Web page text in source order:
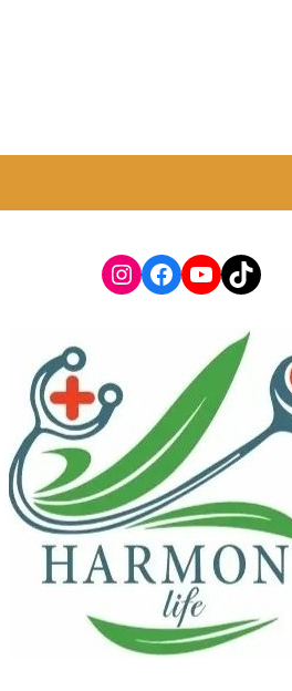
Instagram
Facebook
YouTube
TikTok